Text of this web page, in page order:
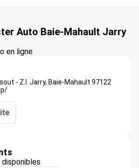
Auto Baie-Mahault Jarry
en ligne
- Z.I. Jarry, Baie-Mahault 97122